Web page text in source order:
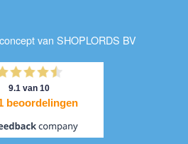
van SHOPLORDS BV